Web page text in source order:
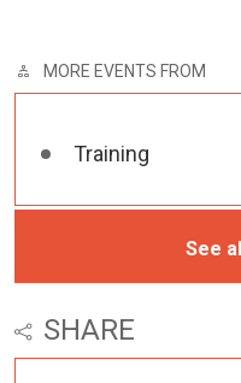
MORE EVENTS FROM
Training
See
SHARE